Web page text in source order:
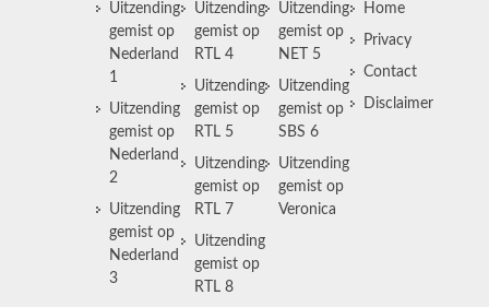
Uitzending
gemist op
Nederland
1
Uitzending
gemist op
Nederland
2
Uitzending
gemist op
Nederland
3
Uitzending
gemist op
RTL 4
Uitzending
gemist op
RTL 5
Uitzending
gemist op
RTL 7
Uitzending
gemist op
RTL 8
Uitzending
gemist op
NET 5
Uitzending
gemist op
SBS 6
Uitzending
gemist op
Veronica
Home
Privacy
Contact
Disclaimer